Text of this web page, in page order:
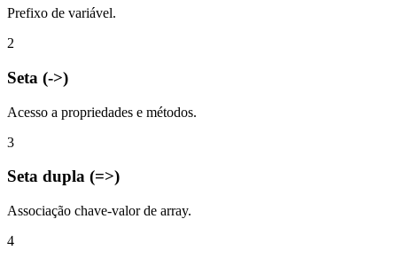
Prefixo de variável.
2
Seta (->)
Acesso a propriedades e métodos.
3
Seta dupla (=>)
Associação chave-valor de array.
4